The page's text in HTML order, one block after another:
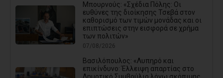
Μπουρνούς: «Σχέδια Πόλης: Οι
ευθύνες της διοίκησης Τσεβά στον
καθορισμό των τιμών μονάδας και οι
επιπτώσεις στην εισφορά σε χρήμα
των πολιτών»
07/08/2026
Βασιλόπουλος: «Λυπηρό και
επικίνδυνο: Έλλειψη απαρτίας στο